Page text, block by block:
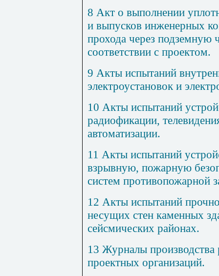
8 Акт о выполнении
и выпусков инженерных
прохода через подземную
соответствии с проектом.
9 Акты испытаний
электроустановок и
10 Акты испытаний
радиофикации,
автоматизации.
11 Акты испытаний
взрывную, пожарную
систем противопожарной
12 Акты испытаний
несущих стен каменных
сейсмических районах.
13 Журналы производства
проектных организаций.